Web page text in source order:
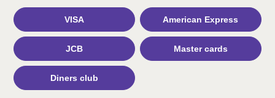
VISA American Express
JCB Master cards
Diners club